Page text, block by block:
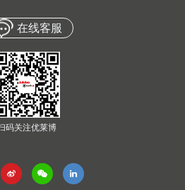
8”
纹
M16 x 1 外螺纹转 NPT 1/4”
M16 x 1 外螺纹转 NPT 1/4” 内螺纹
适配器 2 个
在线客服
码关注优莱博